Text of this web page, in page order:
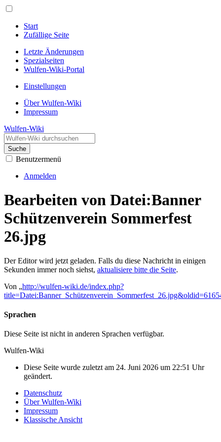
Start
Zufällige Seite
Letzte Änderungen
Spezialseiten
Wulfen-Wiki-Portal
Einstellungen
Über Wulfen-Wiki
Impressum
Wulfen-Wiki
Suche
Benutzermenü
Anmelden
Bearbeiten von Datei:Banner
Schützenverein Sommerfest
26.jpg
Der Editor wird jetzt geladen. Falls du diese Nachricht in einigen
Sekunden immer noch siehst, aktualisiere bitte die Seite.
Von „http://wulfen-wiki.de/index.php?
Sprachen
Diese Seite ist nicht in anderen Sprachen verfügbar.
Wulfen-Wiki
Diese Seite wurde zuletzt am 24. Juni 2026 um 22:51 Uhr
geändert.
Datenschutz
Über Wulfen-Wiki
Impressum
Klassische Ansicht